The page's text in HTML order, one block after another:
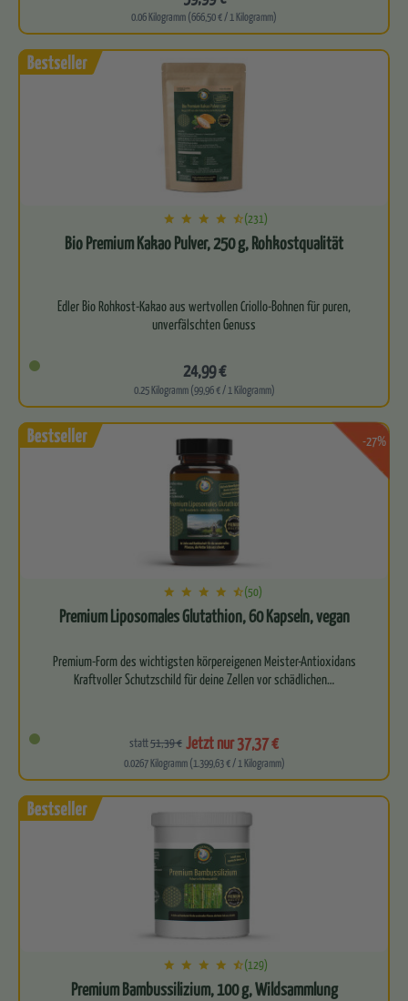
0.06 Kilogramm (666,50 € / 1 Kilogramm)
(231)
Bio Premium Kakao Pulver, 250 g, Rohkostqualität
Edler Bio Rohkost-Kakao aus wertvollen Criollo-Bohnen für puren,
unverfälschten Genuss
24,99 €
0.25 Kilogramm (99,96 € / 1 Kilogramm)
-27%
(50)
Premium Liposomales Glutathion, 60 Kapseln, vegan
Premium-Form des wichtigsten körpereigenen Meister-Antioxidans
Kraftvoller Schutzschild für deine Zellen vor schädlichen…
statt51,39 € Jetzt nur 37,37 €
0.0267 Kilogramm (1.399,63 € / 1 Kilogramm)
(129)
Premium Bambussilizium, 100 g, Wildsammlung